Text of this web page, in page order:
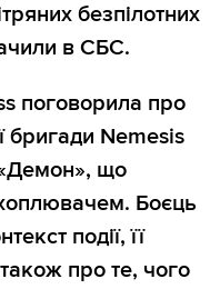
безпілотних
в СБС.
поговорила про
бригади Nemesis
що
Боєць
події, її
про те, чого